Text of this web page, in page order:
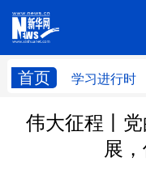
首页 学习进行时
学习进行时 高
财
伟大征程丨
展